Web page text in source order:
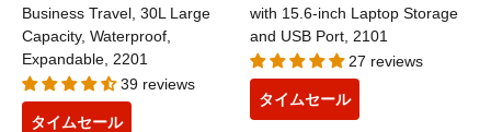
Business Travel, 30L Large
Capacity, Waterproof,
Expandable, 2201
39 reviews
タイムセール
with 15.6-inch Laptop Storage
and USB Port, 2101
27 reviews
タイムセール